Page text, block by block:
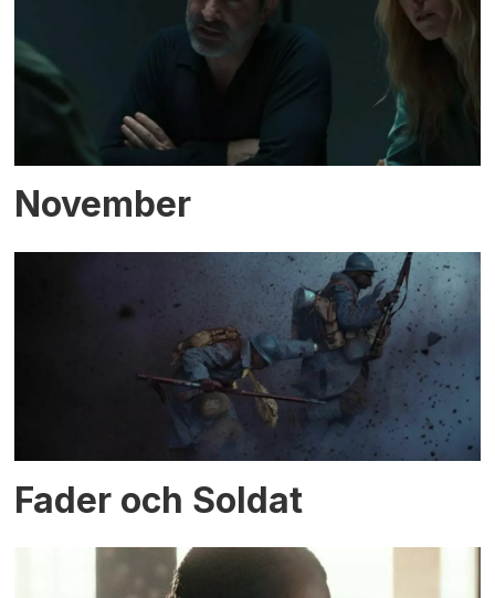
demangel
November
Fader och Soldat